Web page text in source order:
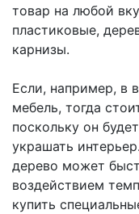
товар на любой
пластиковые,
карнизы.
Если, например, в
мебель, тогда
поскольку он
украшать
дерево может
воздействием
купить